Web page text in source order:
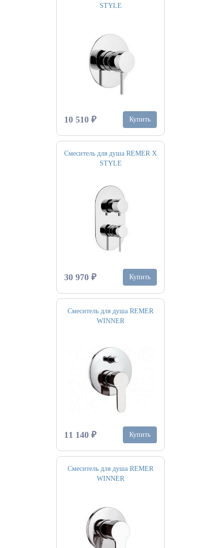
STYLE
10 510 ₽ Купить
Смеситель для душа REMER X
STYLE
30 970 ₽ Купить
Смеситель для душа REMER
WINNER
11 140 ₽ Купить
Смеситель для душа REMER
WINNER